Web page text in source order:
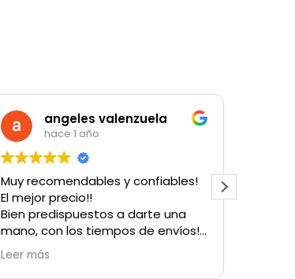
angeles valenzuela
hace 1 año
Muy recomendables y confiables!
El mejor precio!!
Bien predispuestos a darte una
mano, con los tiempos de envíos!
Obvio que vuelvo a comprarles!
Gracias!
Leer más